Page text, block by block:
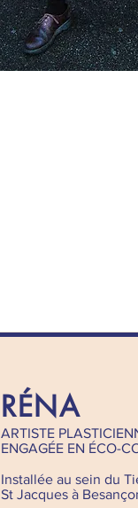
ARTISTE
ENGAGÉE EN ÉCO-
Installée au sein du
St Jacques à
RÉNA